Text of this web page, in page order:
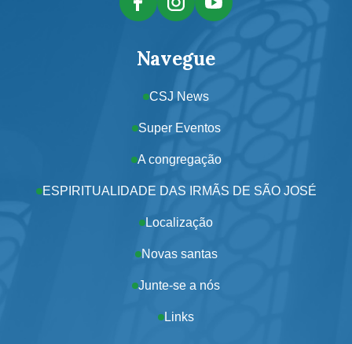
Navegue
CSJ News
Super Eventos
A congregação
ESPIRITUALIDADE DAS IRMÃS DE SÃO JOSÉ
Localização
Novas santas
Junte-se a nós
Links